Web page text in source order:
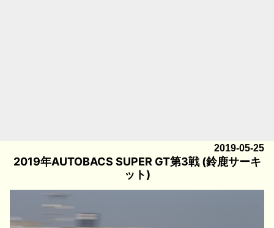
2019-05-25
2019年AUTOBACS SUPER GT第3戦 (鈴鹿サーキ
ット)